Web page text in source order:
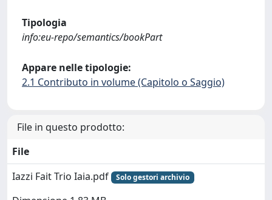
Tipologia
info:eu-repo/semantics/bookPart
Appare nelle tipologie:
2.1 Contributo in volume (Capitolo o Saggio)
File in questo prodotto:
File
Iazzi Fait Trio Iaia.pdf
Solo gestori archivio